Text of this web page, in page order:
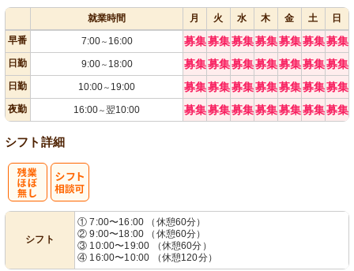
就業時間 月 火 水 木 金 土
日
早番
7:00～ 16:00 募集募集募集募集募集募集募集
日勤 9:00～ 18:00 募集募集募集募集募集募集募集
日勤 10:00～ 19:00 募集募集募集募集募集募集募集
夜勤 16:00～翌10:00 募集募集募集募集募集募集募集
シフト詳細
シフト
① 7:00〜16:00 （休憩60分）
② 9:00〜18:00 （休憩60分）
③ 10:00〜19:00 （休憩60分）
④ 16:00〜10:00 （休憩120分）